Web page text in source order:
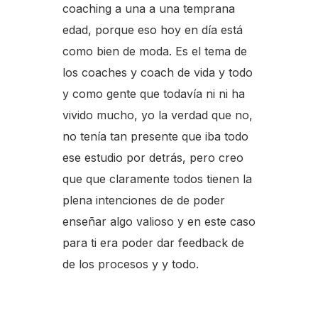
coaching a una a una temprana
edad, porque eso hoy en día está
como bien de moda. Es el tema de
los coaches y coach de vida y todo
y como gente que todavía ni ni ha
vivido mucho, yo la verdad que no,
no tenía tan presente que iba todo
ese estudio por detrás, pero creo
que que claramente todos tienen la
plena intenciones de de poder
enseñar algo valioso y en este caso
para ti era poder dar feedback de
de los procesos y y todo.